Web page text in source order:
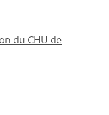
du CHU de